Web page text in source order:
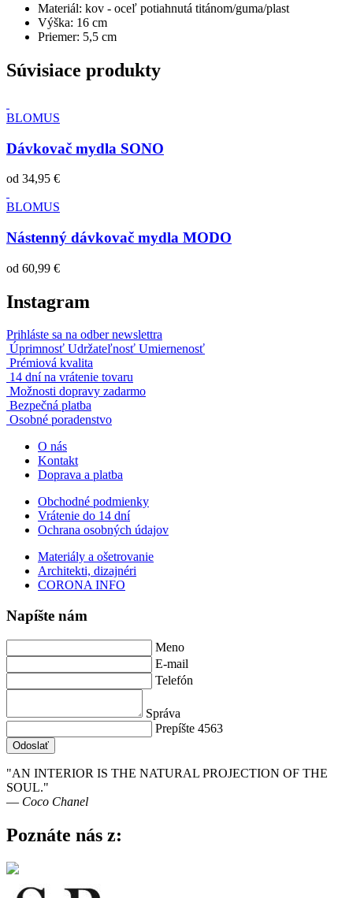
Materiál: kov - oceľ potiahnutá titánom/guma/plast
Výška: 16 cm
Priemer: 5,5 cm
Súvisiace produkty
BLOMUS
Dávkovač mydla SONO
od 34,95 €
BLOMUS
Nástenný dávkovač mydla MODO
od 60,99 €
Instagram
Prihláste sa na odber newslettra
Úprimnosť Udržateľnosť Umiernenosť
Prémiová kvalita
14 dní na vrátenie tovaru
Možnosti dopravy zadarmo
Bezpečná platba
Osobné poradenstvo
O nás
Kontakt
Doprava a platba
Obchodné podmienky
Vrátenie do 14 dní
Ochrana osobných údajov
Materiály a ošetrovanie
Architekti, dizajnéri
CORONA INFO
Napíšte nám
Meno
E-mail
Telefón
Správa
Prepíšte 4563
Odoslať
"AN INTERIOR IS THE NATURAL PROJECTION OF THE
SOUL."
― Coco Chanel
Poznáte nás z: